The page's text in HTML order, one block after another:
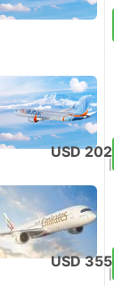
USD 202
USD 355